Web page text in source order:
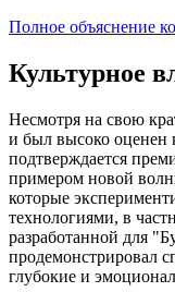
Полное объяснение
Культурное
Несмотря на свою
и был высоко оценен
подтверждается
примером новой
которые
технологиями, в
разработанной для
продемонстрировал
глубокие и